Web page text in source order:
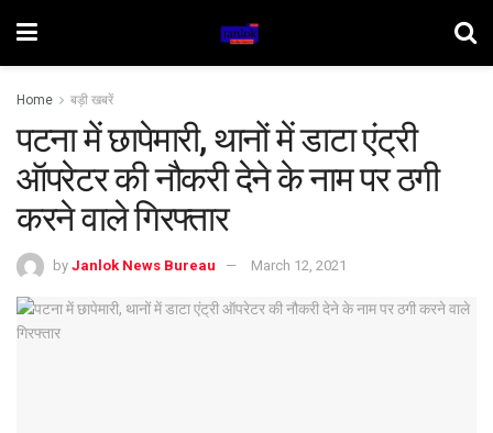
Home बड़ी खबरें
पटना में छापेमारी, थानों में डाटा एंट्री
ऑपरेटर की नौकरी देने के नाम पर ठगी
करने वाले गिरफ्तार
by Janlok News Bureau March 12, 2021